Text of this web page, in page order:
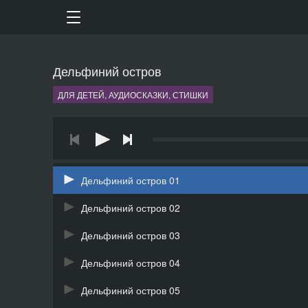
Дельфиний остров
ДЛЯ ДЕТЕЙ, АУДИОСКАЗКИ, СТИШКИ
Дельфиний остров 01
Дельфиний остров 02
Дельфиний остров 03
Дельфиний остров 04
Дельфиний остров 05